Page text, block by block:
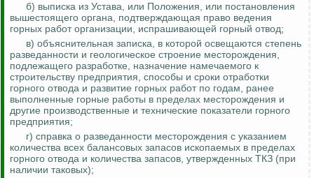
б) выписка из Устава, или Положения, или постановления
вышестоящего органа, подтверждающая право ведения
горных работ организации, испрашивающей горный отвод;
в) объяснительная записка, в которой освещаются степень
разведанности и геологическое строение месторождения,
подлежащего разработке, назначение намечаемого к
строительству предприятия, способы и сроки отработки
горного отвода и развитие горных работ по годам, ранее
выполненные горные работы в пределах месторождения и
другие производственные и технические показатели горного
предприятия;
г) справка о разведанности месторождения с указанием
количества всех балансовых запасов ископаемых в пределах
горного отвода и количества запасов, утвержденных ТКЗ (при
наличии таковых);